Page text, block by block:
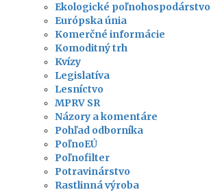
Ekologické poľnohospodárstvo
Európska únia
Komerčné informácie
Komoditný trh
Kvízy
Legislatíva
Lesníctvo
MPRV SR
Názory a komentáre
Pohľad odborníka
PoľnoEÚ
Poľnofilter
Potravinárstvo
Rastlinná výroba